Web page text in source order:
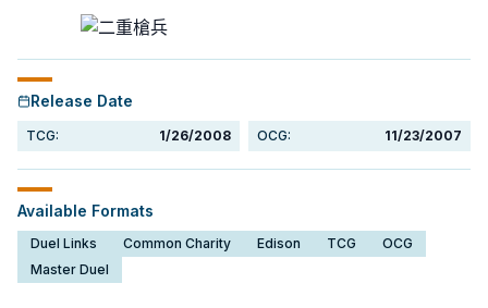
Release Date
TCG: 1/26/2008 OCG: 11/23/2007
Available Formats
Duel Links Common Charity Edison TCG
OCG
Master Duel